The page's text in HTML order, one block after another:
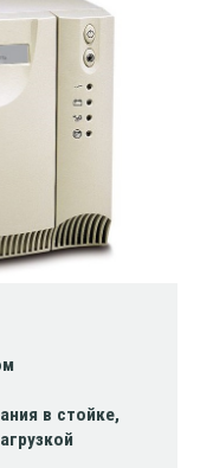
в стойке,